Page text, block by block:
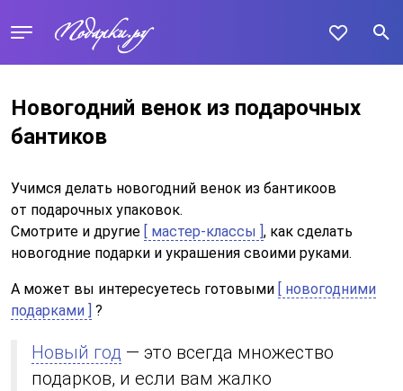
Новогодний венок из подарочных
бантиков
Учимся делать новогодний венок из бантикоов
от подарочных упаковок.
Смотрите и другие [ мастер-классы ], как сделать
новогодние подарки и украшения своими руками.
А может вы интересуетесь готовыми [ новогодними
подарками ] ?
Новый год — это всегда множество
подарков, и если вам жалко